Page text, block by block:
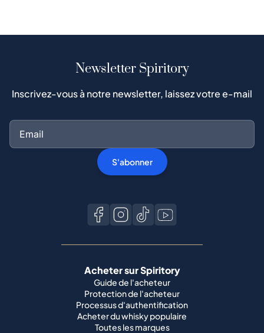
Newsletter Spiritory
Inscrivez-vous à notre newsletter, laissez votre e-mail
S'abonner
Acheter sur Spiritory
Guide de l'acheteur
Protection de l'acheteur
Processus d'authentification
Acheter du whisky populaire
Toutes les marques